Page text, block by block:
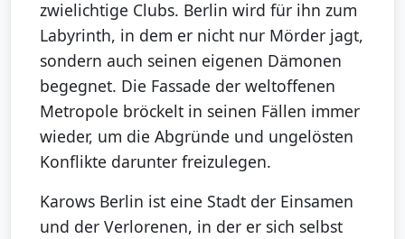
zwielichtige Clubs. Berlin wird für ihn zum
Labyrinth, in dem er nicht nur Mörder jagt,
sondern auch seinen eigenen Dämonen
begegnet. Die Fassade der weltoffenen
Metropole bröckelt in seinen Fällen immer
wieder, um die Abgründe und ungelösten
Konflikte darunter freizulegen.
Karows Berlin ist eine Stadt der Einsamen
und der Verlorenen, in der er sich selbst